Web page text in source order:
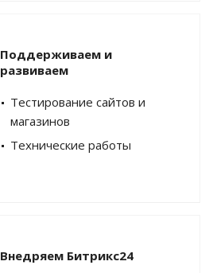
Поддерживаем и
развиваем
Тестирование сайтов и
магазинов
Технические работы
Внедряем Битрикс24